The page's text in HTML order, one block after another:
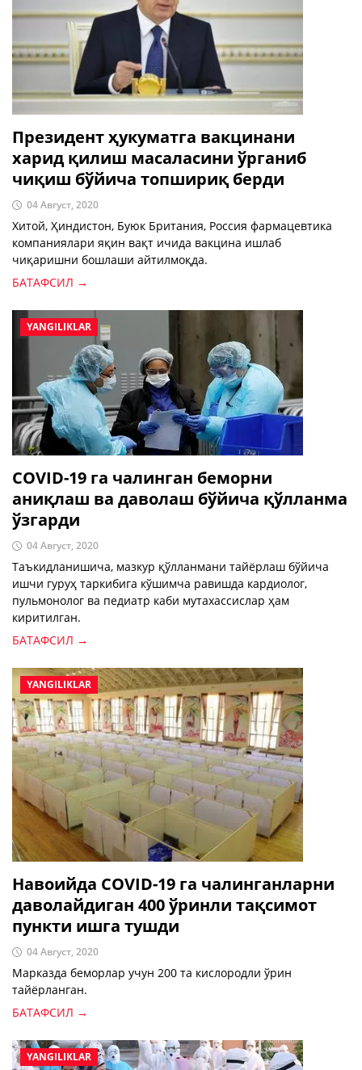
Президент ҳукуматга вакцинани
харид қилиш масаласини ўрганиб
чиқиш бўйича топшириқ берди
04 Август, 2020
Хитой, Ҳиндистон, Буюк Британия, Россия фармацевтика
компаниялари яқин вақт ичида вакцина ишлаб
чиқаришни бошлаши айтилмоқда.
БАТАФСИЛ →
YANGILIKLAR
COVID-19 га чалинган беморни
аниқлаш ва даволаш бўйича қўлланма
ўзгарди
04 Август, 2020
Таъкидланишича, мазкур қўлланмани тайёрлаш бўйича
ишчи гуруҳ таркибига кўшимча равишда кардиолог,
пульмонолог ва педиатр каби мутахассислар ҳам
киритилган.
БАТАФСИЛ →
YANGILIKLAR
Навоийда COVID-19 га чалинганларни
даволайдиган 400 ўринли тақсимот
пункти ишга тушди
04 Август, 2020
Марказда беморлар учун 200 та кислородли ўрин
тайёрланган.
БАТАФСИЛ →
YANGILIKLAR